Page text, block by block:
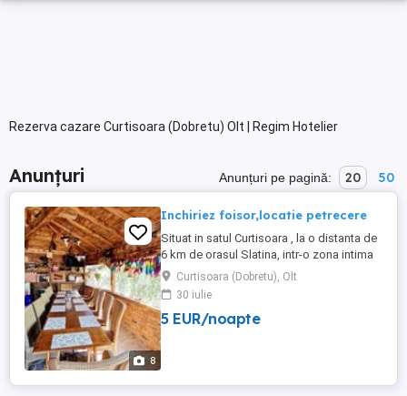
Rezerva cazare Curtisoara (Dobretu) Olt | Regim Hotelier
Anunțuri Anunțuri pe pagină: 20 50
8
Inchiriez foisor,locatie petrecere
Situat in satul Curtisoara , la o distanta de
6 km de orasul Slatina, intr-o zona intima
fara vecini ,este locul ideal pentru o
petrecere in mijlocul naturii. Va invitam sa
petreceti o zi minunata , la aer curat , in
compania prietenilor, familiei sau a
Curtisoara (Dobretu), Olt
30 iulie
5 EUR/noapte